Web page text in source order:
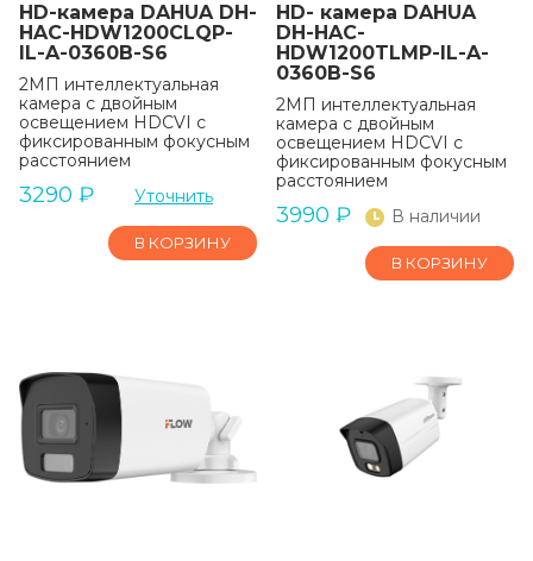
HD-камера DAHUA DH-
HAC-HDW1200CLQP-
IL-A-0360B-S6
2МП интеллектуальная
камера с двойным
освещением HDCVI с
фиксированным фокусным
расстоянием
3290 ₽ Уточнить
В КОРЗИНУ
HD- камера DAHUA
DH-HAC-
HDW1200TLMP-IL-A-
0360B-S6
2МП интеллектуальная
камера с двойным
освещением HDCVI с
фиксированным фокусным
расстоянием
3990 ₽ В наличии
В КОРЗИНУ